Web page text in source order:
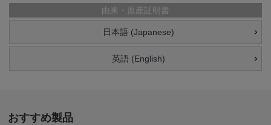
由来・原産証明書
日本語 (Japanese)
英語 (English)
おすすめ製品